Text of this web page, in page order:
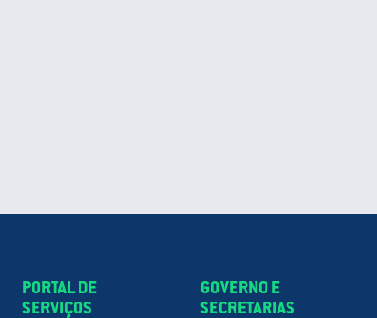
PORTAL DE
SERVIÇOS
GOVERNO E
SECRETARIAS